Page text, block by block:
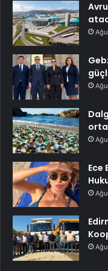
Ece